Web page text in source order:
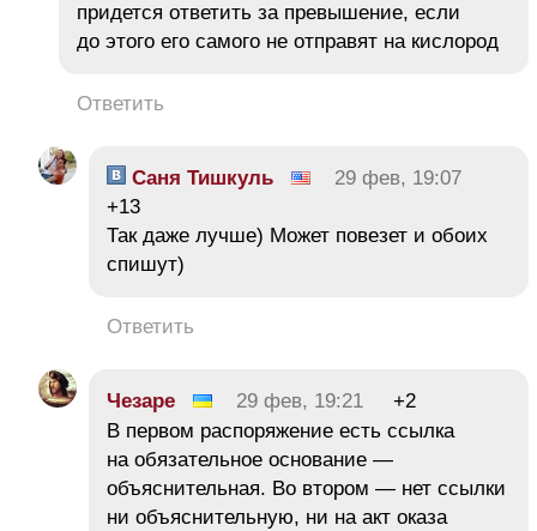
придется ответить за превышение, если
до этого его самого не отправят на кислород
Ответить
Саня Тишкуль
29 фев, 19:07
+13
Так даже лучше) Может повезет и обоих
спишут)
Ответить
Чезаре 29 фев, 19:21
+2
В первом распоряжение есть ссылка
на обязательное основание —
объяснительная. Во втором — нет ссылки
ни объяснительную, ни на акт оказа